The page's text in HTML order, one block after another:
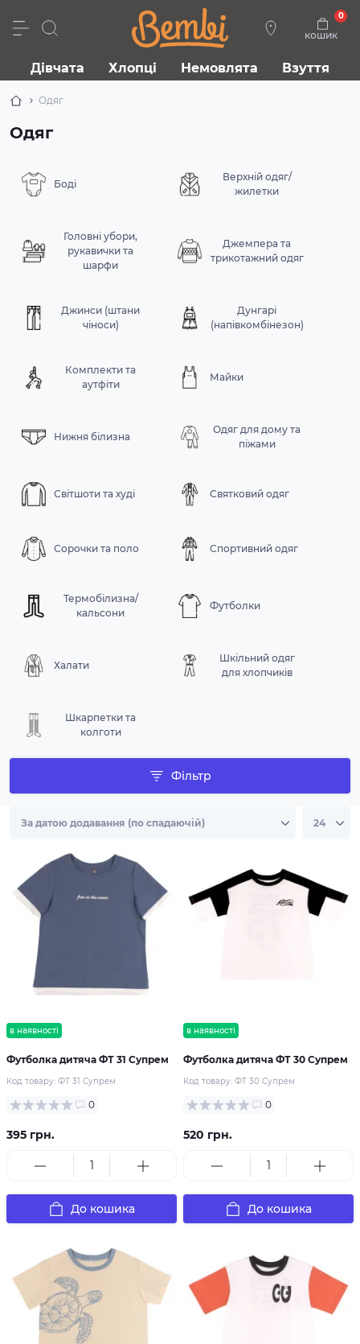
кошик
0
Дівчата Хлопці Немовлята Взуття
Одяг
Одяг
Боді
Верхній одяг/
жилетки
Головні убори,
рукавички та
шарфи
Джемпера та
трикотажний одяг
Джинси (штани
чіноси)
Дунгарі
(напівкомбінезон)
Комплекти та
аутфіти
Майки
Нижня білизна
Одяг для дому та
піжами
Світшоти та худі Святковий одяг
Сорочки та поло Спортивний одяг
Термобілизна/
кальсони
Футболки
Халати
Шкільний одяг
для хлопчиків
Шкарпетки та
колготи
Фільтр
в наявності
Футболка дитяча ФТ 31 Супрем
Код товару: ФТ 31 Супрем
0
395 грн.
До кошика
в наявності
Футболка дитяча ФТ 30 Супрем
Код товару: ФТ 30 Супрем
0
520 грн.
До кошика